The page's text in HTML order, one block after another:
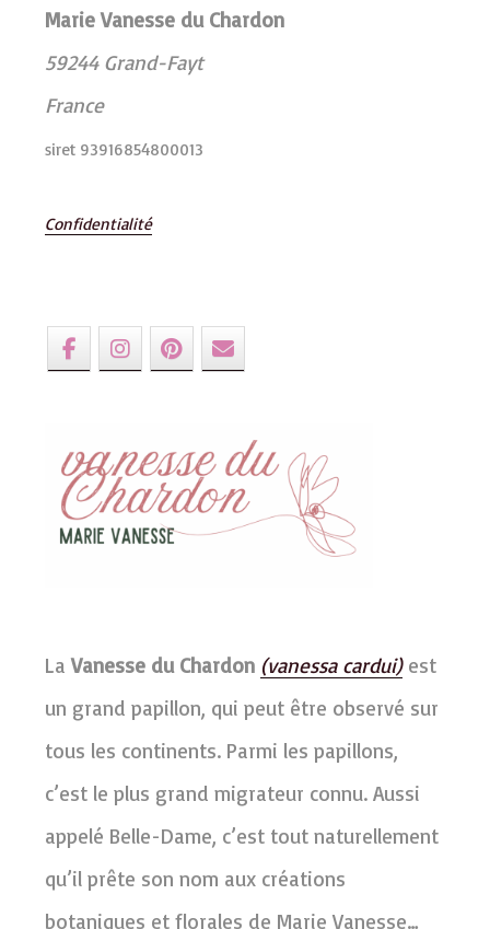
Marie Vanesse du Chardon
59244 Grand-Fayt
France
siret 93916854800013
Confidentialité
LaVanesse du Chardon (vanessa cardui)est
un grand papillon, qui peut être observé sur
tous les continents. Parmi les papillons,
c’est le plus grand migrateur connu. Aussi
appelé Belle-Dame, c’est tout naturellement
qu’il prête son nom aux créations
botaniques et florales de Marie Vanesse…